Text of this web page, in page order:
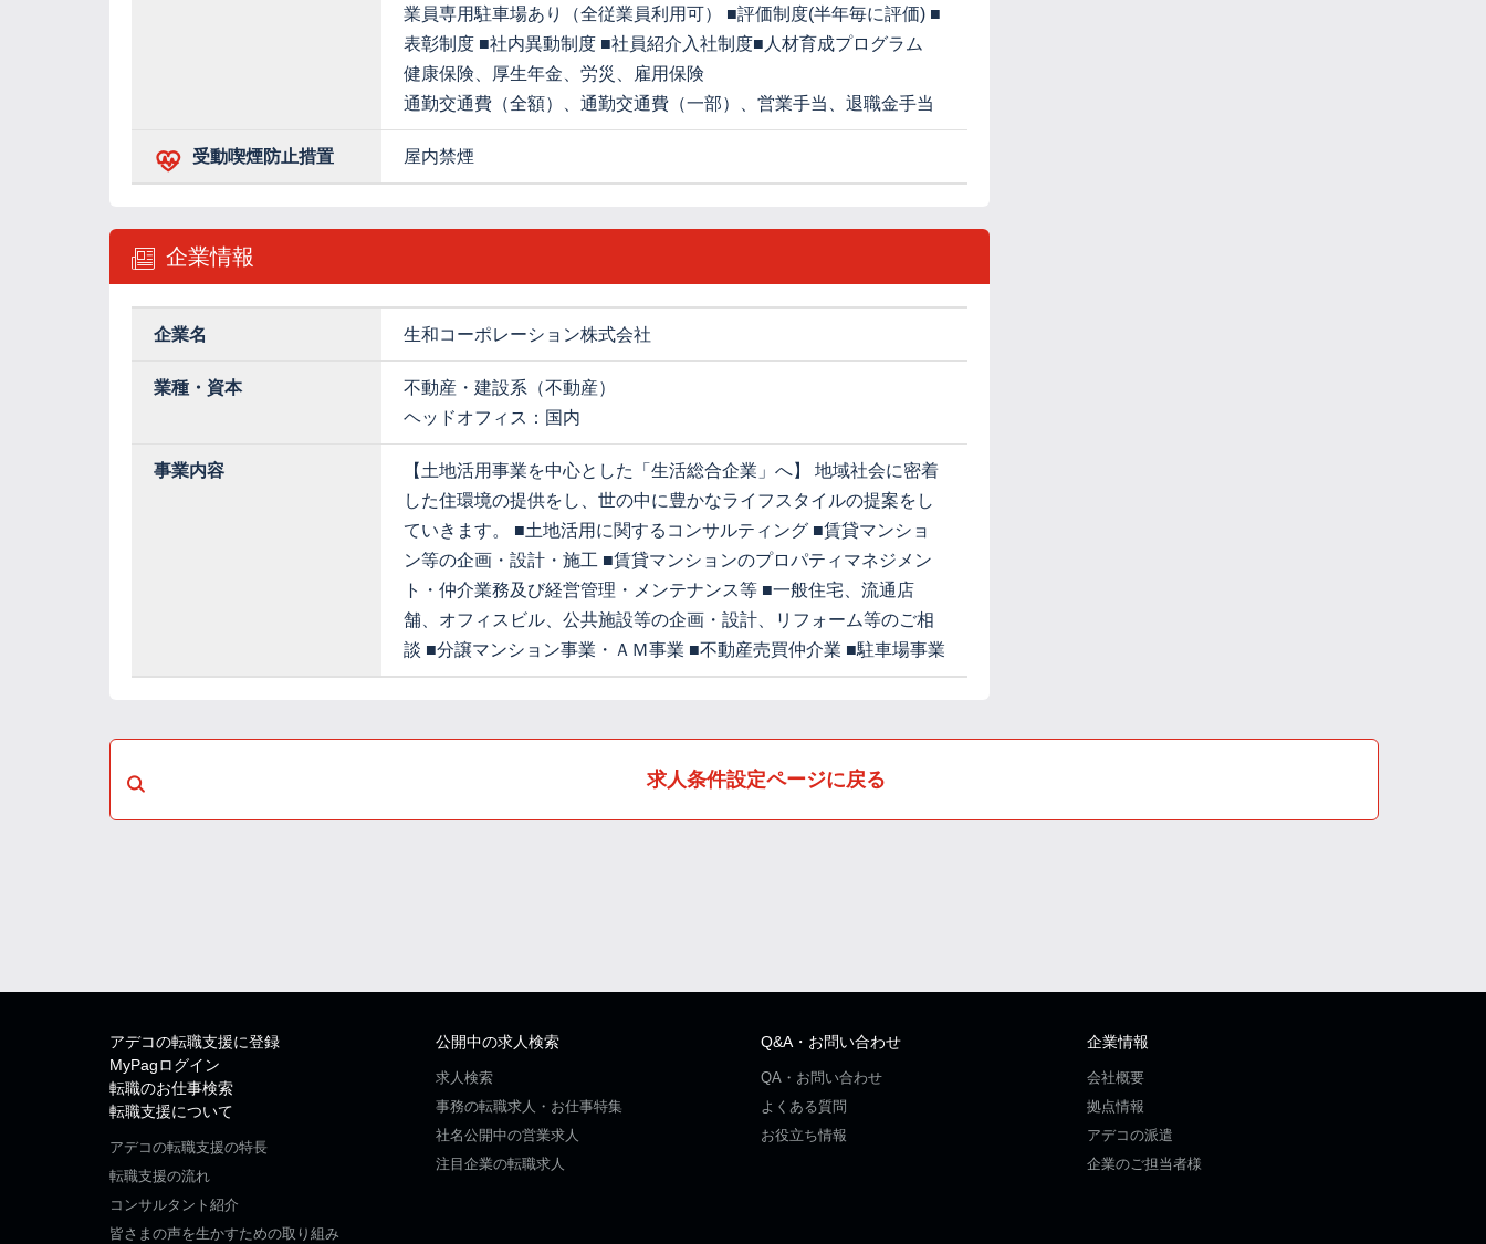
業員専用駐車場あり（全従業員利用可） ■評価制度(半年毎に評価) ■
表彰制度 ■社内異動制度 ■社員紹介入社制度■人材育成プログラム
健康保険、厚生年金、労災、雇用保険
通勤交通費（全額）、通勤交通費（一部）、営業手当、退職金手当
受動喫煙防止措置 屋内禁煙
企業情報
企業名 生和コーポレーション株式会社
業種・資本
不動産・建設系（不動産）
ヘッドオフィス：国内
事業内容
【土地活用事業を中心とした「生活総合企業」へ】 地域社会に密着
した住環境の提供をし、世の中に豊かなライフスタイルの提案をし
ていきます。 ■土地活用に関するコンサルティング ■賃貸マンショ
ン等の企画・設計・施工 ■賃貸マンションのプロパティマネジメン
ト・仲介業務及び経営管理・メンテナンス等 ■一般住宅、流通店
舗、オフィスビル、公共施設等の企画・設計、リフォーム等のご相
談 ■分譲マンション事業・ＡＭ事業 ■不動産売買仲介業 ■駐車場事業
求人条件設定ページに戻る
アデコの転職支援に登録
MyPagログイン
転職のお仕事検索
転職支援について
アデコの転職支援の特長
転職支援の流れ
コンサルタント紹介
皆さまの声を生かすための取り組み
公開中の求人検索
求人検索
事務の転職求人・お仕事特集
社名公開中の営業求人
注目企業の転職求人
Q&A・お問い合わせ
QA・お問い合わせ
よくある質問
お役立ち情報
企業情報
会社概要
拠点情報
アデコの派遣
企業のご担当者様